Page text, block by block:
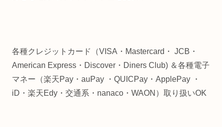
各種クレジットカード（VISA・Mastercard・ JCB・
American Express・Discover・Diners Club) ＆各種電子
マネー（楽天Pay・auPay ・QUICPay・ApplePay ・
iD・楽天Edy・交通系・nanaco・WAON）取り扱いOK